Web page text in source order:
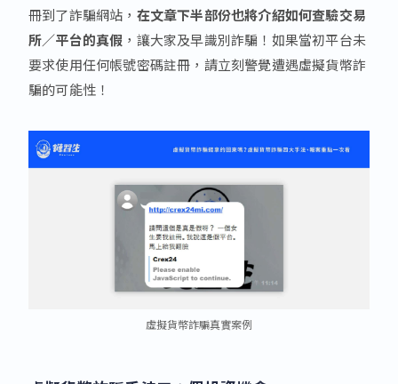
冊到了詐騙網站， 在文章下半部份也將介紹如何查驗交易
所／平台的真假 ，讓大家及早識別詐騙！如果當初平台未
要求使用任何帳號密碼註冊，請立刻警覺遭遇虛擬貨幣詐
騙的可能性！
虛擬貨幣詐騙真實案例